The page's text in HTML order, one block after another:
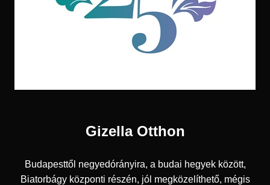
Gizella Otthon
Budapesttől negyedórányira, a budai hegyek között,
Biatorbágy központi részén, jól megközelíthető, mégis